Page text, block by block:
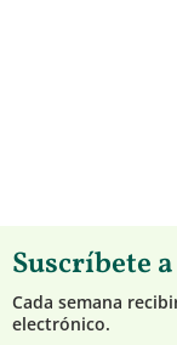
Suscríbete
Cada semana
electrónico.